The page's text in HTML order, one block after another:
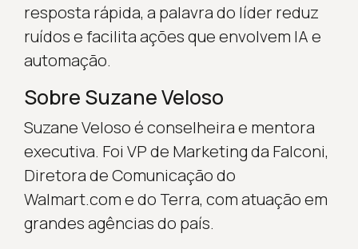
resposta rápida, a palavra do líder reduz
ruídos e facilita ações que envolvem IA e
automação.
Sobre Suzane Veloso
Suzane Veloso é conselheira e mentora
executiva. Foi VP de Marketing da Falconi,
Diretora de Comunicação do
Walmart.com e do Terra, com atuação em
grandes agências do país.